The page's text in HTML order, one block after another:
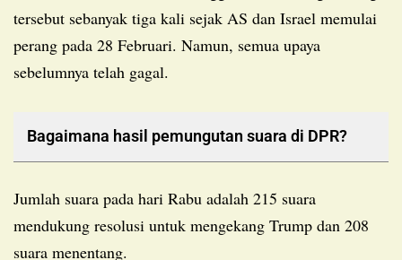
tersebut sebanyak tiga kali sejak AS dan Israel memulai
perang pada 28 Februari. Namun, semua upaya
sebelumnya telah gagal.
Bagaimana hasil pemungutan suara di DPR?
Jumlah suara pada hari Rabu adalah 215 suara
mendukung resolusi untuk mengekang Trump dan 208
suara menentang.